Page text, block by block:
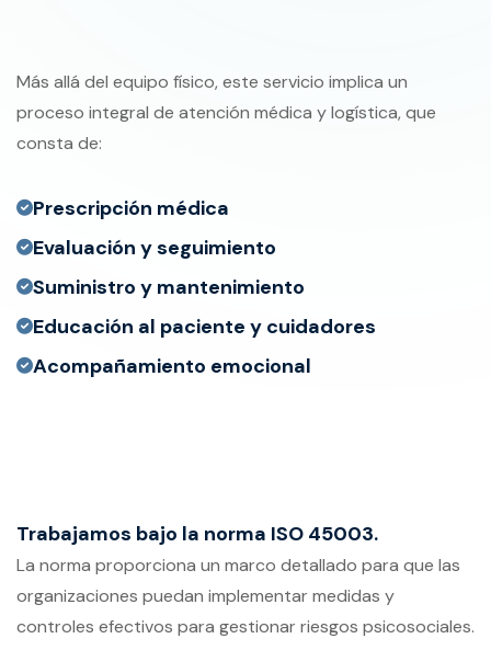
Más allá del equipo físico, este servicio implica un
proceso integral de atención médica y logística, que
consta de:
Prescripción médica
Evaluación y seguimiento
Suministro y mantenimiento
Educación al paciente y cuidadores
Acompañamiento emocional
Trabajamos bajo la norma ISO 45003.
La norma proporciona un marco detallado para que las
organizaciones puedan implementar medidas y
controles efectivos para gestionar riesgos psicosociales.